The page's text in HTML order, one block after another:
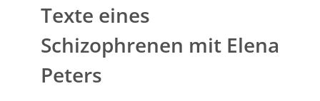
Texte eines
Schizophrenen mit Elena
Peters